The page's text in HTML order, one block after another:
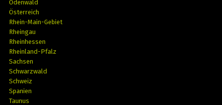
Odenwald
Österreich
Rhein-Main-Gebiet
Rheingau
Rheinhessen
Rheinland-Pfalz
Sachsen
Schwarzwald
Schweiz
Spanien
Taunus